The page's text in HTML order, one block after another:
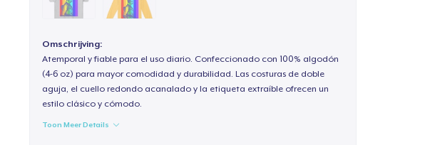
Omschrijving:
Atemporal y fiable para el uso diario. Confeccionado con 100% algodón
(4-6 oz) para mayor comodidad y durabilidad. Las costuras de doble
aguja, el cuello redondo acanalado y la etiqueta extraíble ofrecen un
estilo clásico y cómodo.
Toon Meer Details